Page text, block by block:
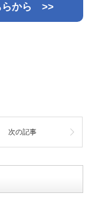
らから >>
次の記事